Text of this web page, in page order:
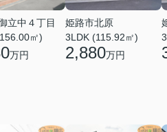
立中４丁目
㎡)
万円
姫路市北原
3LDK (115.92㎡)
2,880万円